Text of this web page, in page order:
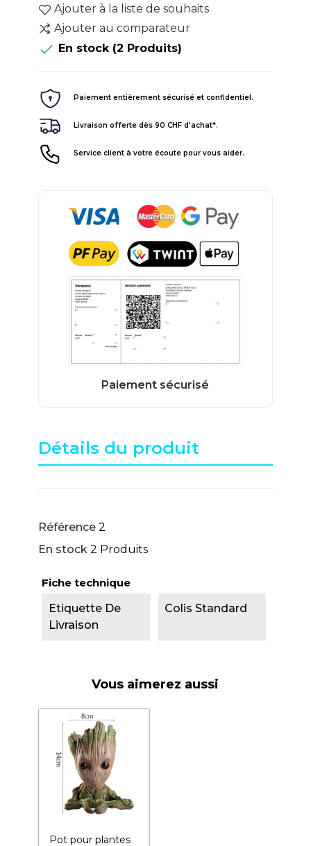
Ajouter à la liste de souhaits
Ajouter au comparateur
 En stock (2 Produits)
Paiement entièrement sécurisé et confidentiel.
Livraison offerte dès 90 CHF d'achat*.
Service client à votre écoute pour vous aider.
Détails du produit
Référence 2
En stock 2 Produits
Fiche technique
Etiquette De
Livraison
Colis Standard
Vous aimerez aussi
Pot pour plantes